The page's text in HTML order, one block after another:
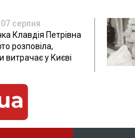
07 серпня
Клавдія Петрівна
розповіла,
витрачає у Києві